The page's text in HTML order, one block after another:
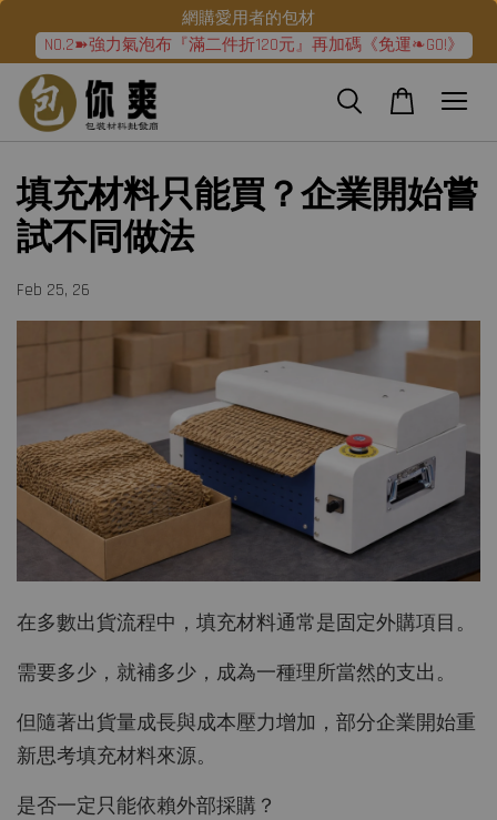
網購愛用者的包材
NO.2➽強力氣泡布『滿二件折120元』再加碼《免運❧GO!》
填充材料只能買？企業開始嘗
試不同做法
Feb 25, 26
在多數出貨流程中，填充材料通常是固定外購項目。
需要多少，就補多少，成為一種理所當然的支出。
但隨著出貨量成長與成本壓力增加，部分企業開始重
新思考填充材料來源。
是否一定只能依賴外部採購？